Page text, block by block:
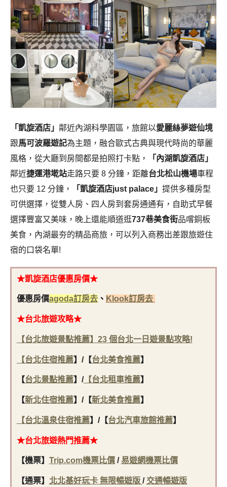
「凱旋酒店」 鄰近內湖科學園區，旅館以愛麗絲夢遊仙境
跟馬可波羅遊記為主題，融合歐式古典與現代時尚的華麗
風格，從大廳到房間都是拍照打卡點，
「內湖凱旋酒店」
鄰近捷運港墘站走路只要 8 分鐘，距離台北松山機場車程
也只要 12 分鐘，
「凱旋酒店just palace」 提供多種房型
可供選擇，從雙人房、四人房到套房通通有，自助式早餐
選擇豐富又美味，晚上還能順道逛737巷美食街品嚐銅板
美食，內湖最夯的精品商旅，可以列入商務出差跟旅遊住
宿的口袋名單!
★凱旋酒店優惠房價★
優惠房價agoda訂房去、 Klook訂房去
★台北旅遊攻略★
【台北旅遊景點推薦】23 個台北一日遊景點攻略!
【台北住宿推薦】 /【台北美食推薦】
【台北景點推薦】/【台北租車推薦】
【新北住宿推薦】/【新北美食推薦】
【台北溫泉住宿推薦】/【台北汽車旅館推薦】
★台北旅遊熱門推薦★
【機票】 Trip.com機票比價/易遊網機票比價
【通票】 北北基好玩卡 無限暢遊版 / 交通暢遊版